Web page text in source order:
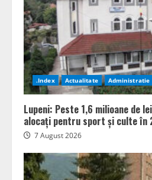
.Index Actualitate Administratie
Lupeni: Peste 1,6 milioane de
alocați pentru sport și culte în
7 August 2026